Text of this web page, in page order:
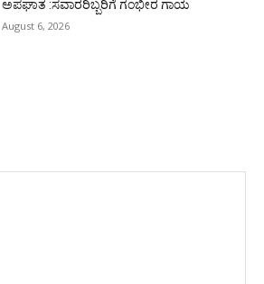
ಅಪಘಾತ :ಸವಾರರಿಬ್ಬರಿಗೆ ಗಂಭೀರ ಗಾಯ
August 6, 2026